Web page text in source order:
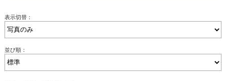
表示切替：
並び順：